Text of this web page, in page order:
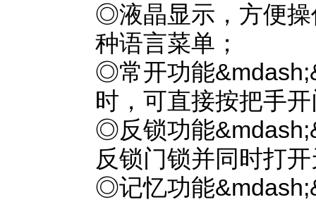
◎液晶显示，方便操
种语言菜单；
◎常开功能
时，可直接按把手
◎反锁功能
反锁门锁并同时打
◎记忆功能